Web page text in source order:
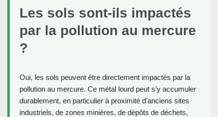
Les sols sont-ils impactés
par la pollution au mercure
?
Oui, les sols peuvent être directement impactés par la
pollution au mercure. Ce métal lourd peut s’y accumuler
durablement, en particulier à proximité d’anciens sites
industriels, de zones minières, de dépôts de déchets,